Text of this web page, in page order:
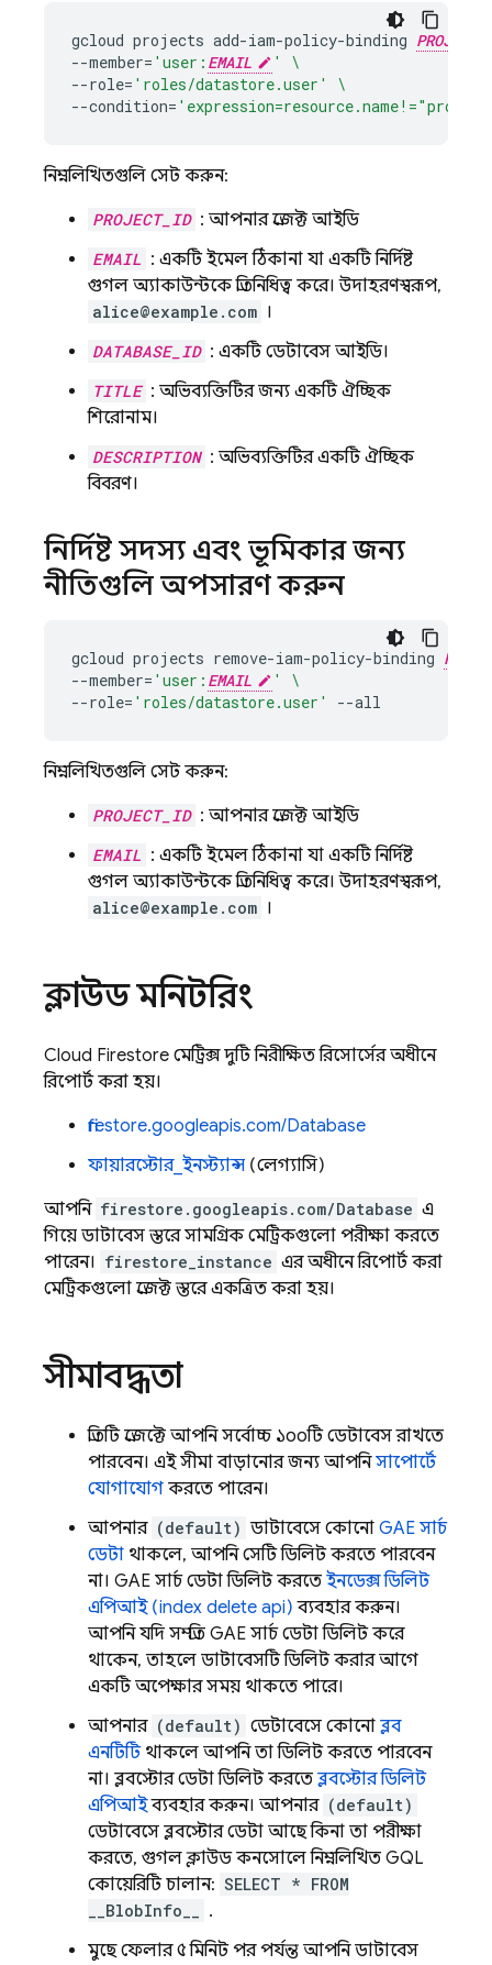
gcloud projects add-iam-policy-binding
--member= 'user: EMAIL '
\
--role= 'roles/datastore.user'
\
--condition=
নিম্নলিখিতগুলি সেট করুন:
PROJECT_ID : আপনার প্রজেক্ট আইডি
EMAIL : একটি ইমেল ঠিকানা যা একটি নির্দিষ্ট
গুগল অ্যাকাউন্টকে প্রতিনিধিত্ব করে। উদাহরণস্বরূপ,
alice@example.com ।
DATABASE_ID : একটি ডেটাবেস আইডি।
TITLE : অভিব্যক্তিটির জন্য একটি ঐচ্ছিক
শিরোনাম।
DESCRIPTION : অভিব্যক্তিটির একটি ঐচ্ছিক
বিবরণ।
নির্দিষ্ট সদস্য এবং ভূমিকার জন্য
নীতিগুলি অপসারণ করুন
gcloud projects remove-iam-policy-binding
--member= 'user: EMAIL '
\
--role= 'roles/datastore.user'
নিম্নলিখিতগুলি সেট করুন:
PROJECT_ID : আপনার প্রজেক্ট আইডি
EMAIL : একটি ইমেল ঠিকানা যা একটি নির্দিষ্ট
গুগল অ্যাকাউন্টকে প্রতিনিধিত্ব করে। উদাহরণস্বরূপ,
alice@example.com ।
ক্লাউড মনিটরিং
Cloud Firestore মেট্রিক্স দুটি নিরীক্ষিত রিসোর্সের অধীনে
রিপোর্ট করা হয়।
firestore.googleapis.com/Database
ফায়ারস্টোর_ইনস্ট্যান্স (লেগ্যাসি)
আপনি firestore.googleapis.com/Database এ
গিয়ে ডাটাবেস স্তরে সামগ্রিক মেট্রিকগুলো পরীক্ষা করতে
পারেন। firestore_instance এর অধীনে রিপোর্ট করা
মেট্রিকগুলো প্রজেক্ট স্তরে একত্রিত করা হয়।
সীমাবদ্ধতা
প্রতিটি প্রজেক্টে আপনি সর্বোচ্চ ১০০টি ডেটাবেস রাখতে
পারবেন। এই সীমা বাড়ানোর জন্য আপনিসাপোর্টে
যোগাযোগ করতে পারেন।
আপনার (default) ডাটাবেসে কোনো GAE সার্চ
ডেটা থাকলে, আপনি সেটি ডিলিট করতে পারবেন
না। GAE সার্চ ডেটা ডিলিট করতে ইনডেক্স ডিলিট
এপিআই (index delete api) ব্যবহার করুন।
আপনি যদি সম্প্রতি GAE সার্চ ডেটা ডিলিট করে
থাকেন, তাহলে ডাটাবেসটি ডিলিট করার আগে
একটি অপেক্ষার সময় থাকতে পারে।
আপনার (default) ডেটাবেসে কোনো ব্লব
এনটিটিথাকলে আপনি তা ডিলিট করতে পারবেন
না। ব্লবস্টোর ডেটা ডিলিট করতে ব্লবস্টোর ডিলিট
এপিআইব্যবহার করুন। আপনার (default)
ডেটাবেসে ব্লবস্টোর ডেটা আছে কিনা তা পরীক্ষা
করতে, গুগল ক্লাউড কনসোলে নিম্নলিখিত GQL
কোয়েরিটি চালান: SELECT * FROM
__BlobInfo__
.
মুছে ফেলার ৫ মিনিট পর পর্যন্ত আপনি ডাটাবেস